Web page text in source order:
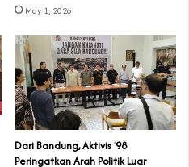
May 1, 2026
Dari Bandung, Aktivis ’98
Peringatkan Arah Politik Luar